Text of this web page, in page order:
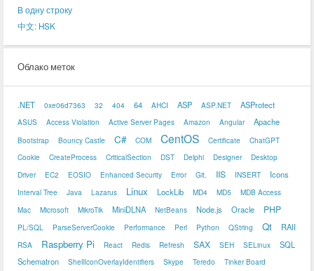
В одну строку
中文: HSK
Облако меток
.NET 0xe06d7363 32 404 64 AHCI ASP ASP.NET ASProtect
ASUS Access Violation Active Server Pages Amazon Angular Apache
Bootstrap Bouncy Castle C# COM CentOS Certificate
ChatGPT
Cookie
CreateProcess CriticalSection DST Delphi Designer
Desktop
Driver
EC2 EOSIO Enhanced Security Error Git. IIS INSERT Icons
Interval Tree Java Lazarus Linux LockLib MD4 MD5
MDB Access
Mac
Microsoft MikroTik MiniDLNA NetBeans Node.js Oracle PHP
PL/SQL ParseServerCookie Performance Perl Python QString Qt RAII
RSA Raspberry Pi React Redis Refresh SAX SEH SELinux
SQL
Schematron
ShellIconOverlayIdentifiers Skype Teredo
Tinker Board